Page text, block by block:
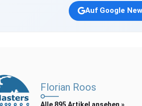
Auf Google
Florian Roos
Alle 895 Artikel ansehen »